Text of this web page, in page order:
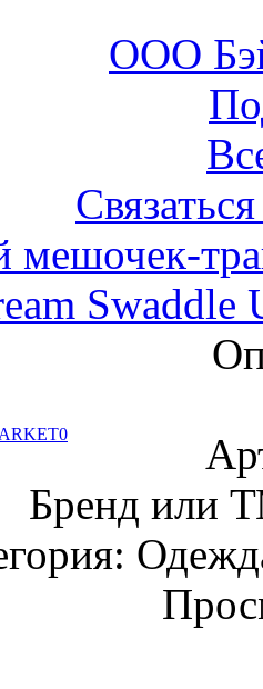
ООО
мешочек-
Swaddle
Бренд или